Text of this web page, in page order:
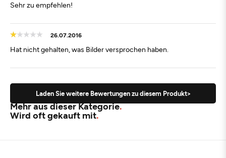
Sehr zu empfehlen!
26.07.2016
Hat nicht gehalten, was Bilder versprochen haben.
Laden Sie weitere Bewertungen zu diesem Produkt>
Mehr aus dieser Kategorie
Wird oft gekauft mit